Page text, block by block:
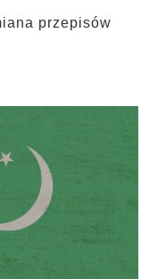
przepisów